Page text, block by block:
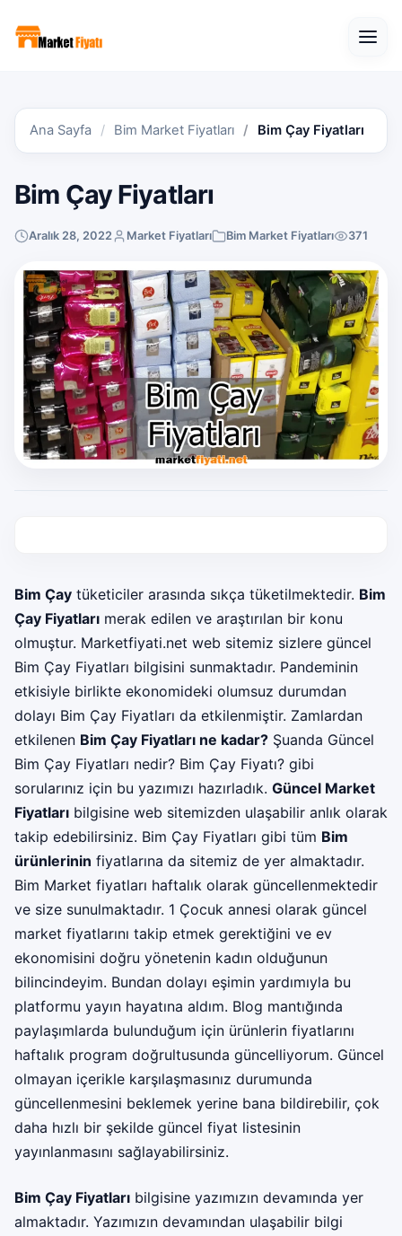
Ana Sayfa Bim Market Fiyatları Bim Çay Fiyatları
Bim Çay Fiyatları
Aralık 28, 2022 Market Fiyatları Bim Market Fiyatları 371
Bim Çay tüketiciler arasında sıkça tüketilmektedir. Bim
Çay Fiyatları merak edilen ve araştırılan bir konu
olmuştur. Marketfiyati.net web sitemiz sizlere güncel
Bim Çay Fiyatları bilgisini sunmaktadır. Pandeminin
etkisiyle birlikte ekonomideki olumsuz durumdan
dolayı Bim Çay Fiyatları da etkilenmiştir. Zamlardan
etkilenen Bim Çay Fiyatları ne kadar? Şuanda Güncel
Bim Çay Fiyatları nedir? Bim Çay Fiyatı? gibi
sorularınız için bu yazımızı hazırladık. Güncel Market
Fiyatları bilgisine web sitemizden ulaşabilir anlık olarak
takip edebilirsiniz. Bim Çay Fiyatları gibi tüm Bim
ürünlerinin fiyatlarına da sitemiz de yer almaktadır.
Bim Market fiyatları haftalık olarak güncellenmektedir
ve size sunulmaktadır. 1 Çocuk annesi olarak güncel
market fiyatlarını takip etmek gerektiğini ve ev
ekonomisini doğru yönetenin kadın olduğunun
bilincindeyim. Bundan dolayı eşimin yardımıyla bu
platformu yayın hayatına aldım. Blog mantığında
paylaşımlarda bulunduğum için ürünlerin fiyatlarını
haftalık program doğrultusunda güncelliyorum. Güncel
olmayan içerikle karşılaşmasınız durumunda
güncellenmesini beklemek yerine bana bildirebilir, çok
daha hızlı bir şekilde güncel fiyat listesinin
yayınlanmasını sağlayabilirsiniz.
Bim Çay Fiyatları bilgisine yazımızın devamında yer
almaktadır. Yazımızın devamından ulaşabilir bilgi